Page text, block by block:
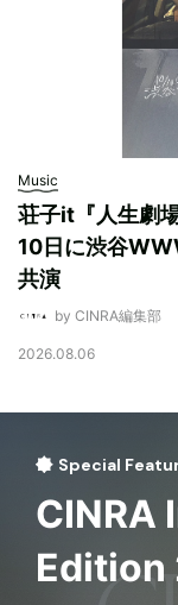
Music
荘子it『人生劇
10日に渋谷
共演
by CINRA編集部
2026.08.06
Special
CINRA
Edition